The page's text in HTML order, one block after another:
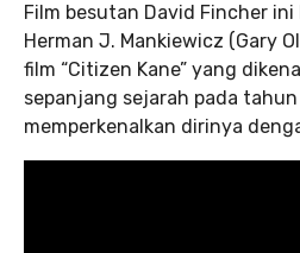
Film besutan David Fincher
Herman J. Mankiewicz (Gary
film “Citizen Kane” yang
sepanjang sejarah pada tahun
memperkenalkan dirinya